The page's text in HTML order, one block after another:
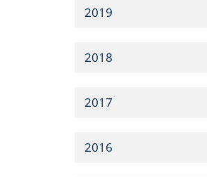
2019
2018
2017
2016